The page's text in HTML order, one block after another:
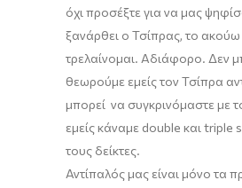
όχι προσέξτε για να μας
ξανάρθει ο Τσίπρας, το ακούω
τρελαίνομαι. Αδιάφορο. Δεν
θεωρούμε εμείςτον Τσίπρα
μπορεί να συγκρινόμαστε με
εμείςκάναμε double καιtriple
τους δείκτες.
Αντίπαλός μας είναι μόνο τα